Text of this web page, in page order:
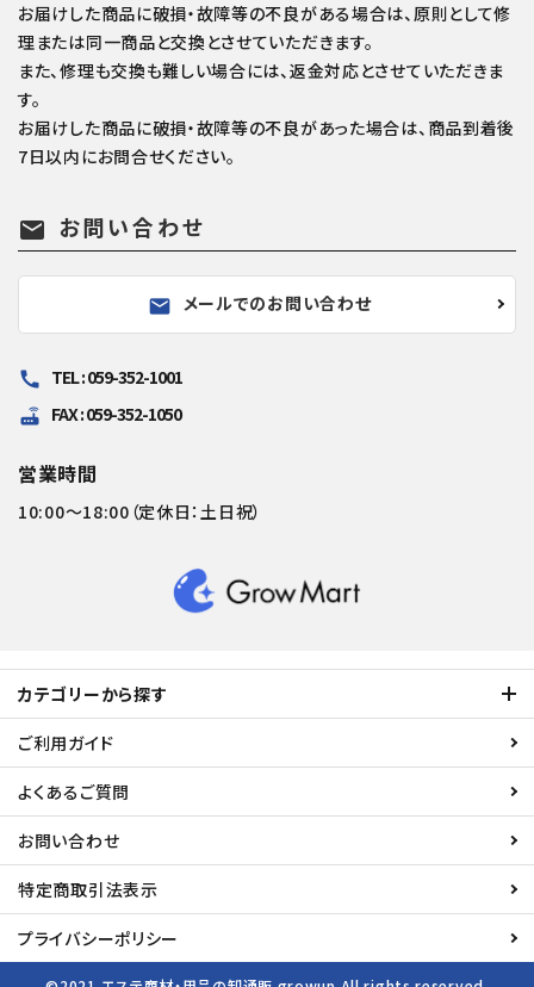
お届けした商品に破損・故障等の不良がある場合は、原則として修
理または同一商品と交換とさせていただきます。
また、修理も交換も難しい場合には、返金対応とさせていただきま
す。
お届けした商品に破損・故障等の不良があった場合は、商品到着後
7日以内にお問合せください。
mail お問い合わせ
mail メールでのお問い合わせ
call TEL : 059-352-1001
router FAX : 059-352-1050
営業時間
10:00～18:00（定休日：土日祝）
カテゴリーから探す
ご利用ガイド
よくあるご質問
お問い合わせ
特定商取引法表示
プライバシーポリシー